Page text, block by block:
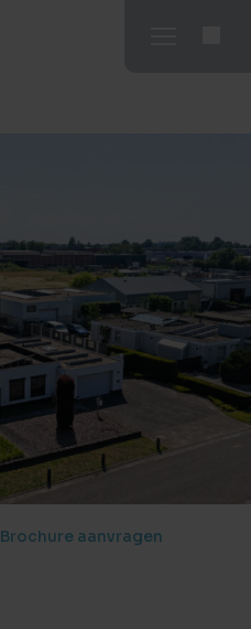
Brochure aanvragen